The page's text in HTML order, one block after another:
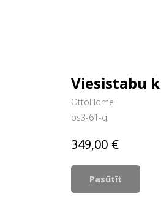
Viesistabu
OttoHome
bs3-61-g
349,00 €
Pasūtīt